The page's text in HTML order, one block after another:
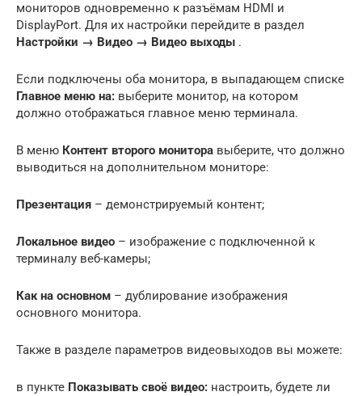
мониторов одновременно к разъёмам HDMI и
DisplayPort. Для их настройки перейдите в раздел
Настройки → Видео → Видео выходы .
Если подключены оба монитора, в выпадающем списке
Главное меню на: выберите монитор, на котором
должно отображаться главное меню терминала.
В меню Контент второго монитора выберите, что должно
выводиться на дополнительном мониторе:
Презентация – демонстрируемый контент;
Локальное видео – изображение с подключенной к
терминалу веб-камеры;
Как на основном – дублирование изображения
основного монитора.
Также в разделе параметров видеовыходов вы можете:
в пункте Показывать своё видео: настроить, будете ли